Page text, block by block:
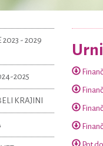
2023 - 2029
2025
KRAJINI